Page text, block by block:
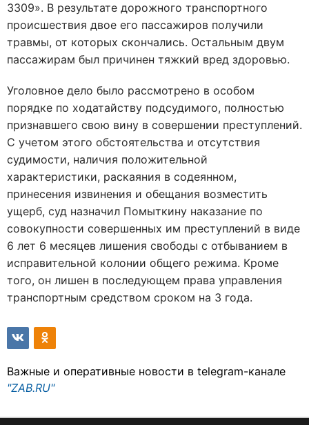
3309». В результате дорожного транспортного
происшествия двое его пассажиров получили
травмы, от которых скончались. Остальным двум
пассажирам был причинен тяжкий вред здоровью.
Уголовное дело было рассмотрено в особом
порядке по ходатайству подсудимого, полностью
признавшего свою вину в совершении преступлений.
С учетом этого обстоятельства и отсутствия
судимости, наличия положительной
характеристики, раскаяния в содеянном,
принесения извинения и обещания возместить
ущерб, суд назначил Помыткину наказание по
совокупности совершенных им преступлений в виде
6 лет 6 месяцев лишения свободы с отбыванием в
исправительной колонии общего режима. Кроме
того, он лишен в последующем права управления
транспортным средством сроком на 3 года.
Важные и оперативные новости в telegram-канале
"ZAB.RU"